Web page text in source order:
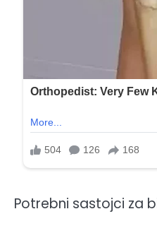
Potrebni sastojci za